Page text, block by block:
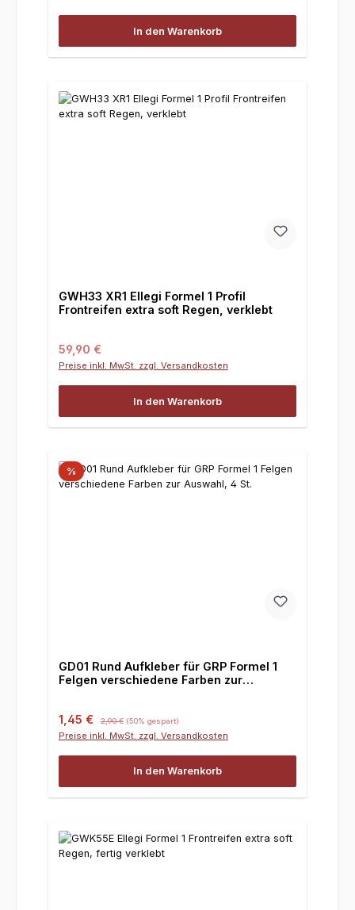
In den Warenkorb
GWH33 XR1 Ellegi Formel 1 Profil
Frontreifen extra soft Regen, verklebt
Regulärer Preis:
59,90 €
Preise inkl. MwSt. zzgl. Versandkosten
In den Warenkorb
%
GD01 Rund Aufkleber für GRP Formel 1
Felgen verschiedene Farben zur
Verkaufspreis:
1,45 € 2,90 € (50% gespart)
Preise inkl. MwSt. zzgl. Versandkosten
In den Warenkorb